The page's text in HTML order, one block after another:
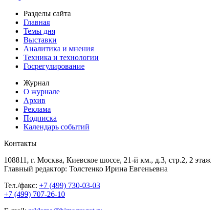
Разделы сайта
Главная
Темы дня
Выставки
Аналитика и мнения
Техника и технологии
Госрегулирование
Журнал
О журнале
Архив
Реклама
Подписка
Календарь событий
Контакты
108811, г. Москва, Киевское шоссе, 21-й км., д.3, стр.2, 2 этаж
Главный редактор: Толстенко Ирина Евгеньевна
Тел./факс: +7 (499) 730-03-03
+7 (499) 707-26-10